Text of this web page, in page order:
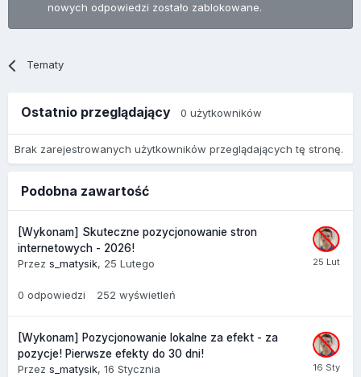
nowych odpowiedzi zostało zablokowane.
Tematy
Ostatnio przeglądający 0 użytkowników
Brak zarejestrowanych użytkowników przeglądających tę stronę.
Podobna zawartość
[Wykonam] Skuteczne pozycjonowanie stron
internetowych - 2026!
Przez s_matysik, 25 Lutego
0 odpowiedzi 252 wyświetleń
[Wykonam] Pozycjonowanie lokalne za efekt - za
pozycje! Pierwsze efekty do 30 dni!
Przez s_matysik, 16 Stycznia